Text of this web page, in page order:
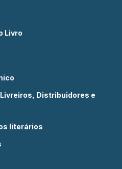
Livro
Distribuidores e
literários